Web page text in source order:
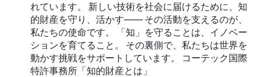
れています。 新しい技術を社会に届けるために、知
的財産を守り、活かす―― その活動を支えるのが、
私たちの使命です。 「知」を守ることは、イノベー
ションを育てること。 その裏側で、私たちは世界を
動かす挑戦をサポートしています。 コーテック国際
特許事務所「知的財産とは」